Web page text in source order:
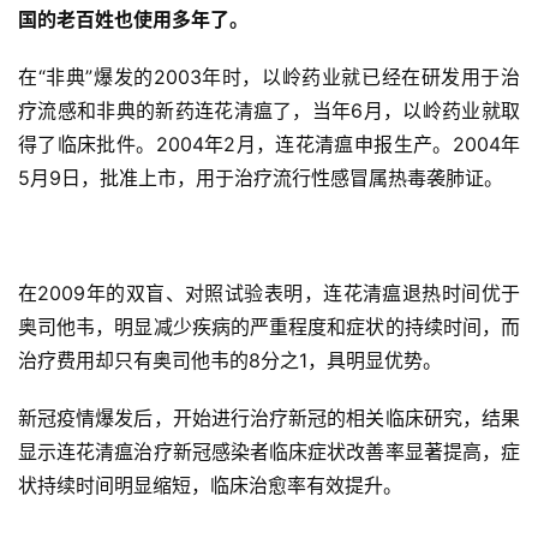
国的老百姓也使用多年了。
在“非典”爆发的2003年时，以岭药业就已经在研发用于治
疗流感和非典的新药连花清瘟了，当年6月，以岭药业就取
得了临床批件。2004年2月，连花清瘟申报生产。2004年
5月9日，批准上市，用于治疗流行性感冒属热毒袭肺证。
在2009年的双盲、对照试验表明，连花清瘟退热时间优于
奥司他韦，明显减少疾病的严重程度和症状的持续时间，而
治疗费用却只有奥司他韦的8分之1，具明显优势。
新冠疫情爆发后，开始进行治疗新冠的相关临床研究，结果
显示连花清瘟治疗新冠感染者临床症状改善率显著提高，症
状持续时间明显缩短，临床治愈率有效提升。